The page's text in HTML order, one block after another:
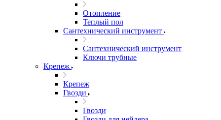
Отопление
Теплый пол
Сантехнический инструмент
Сантехнический инструмент
Ключи трубные
Крепеж
Крепеж
Гвозди
Гвозди